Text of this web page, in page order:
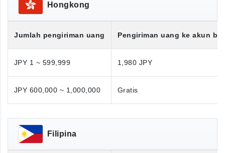
Hongkong
Jumlah pengiriman uang Pengiriman uang ke akun
JPY 1 ~ 599,999 1,980 JPY
JPY 600,000 ~ 1,000,000 Gratis
Filipina